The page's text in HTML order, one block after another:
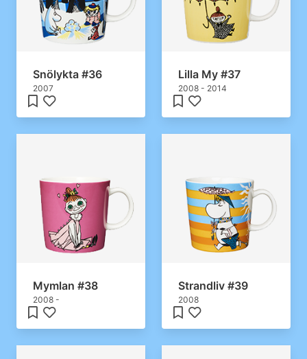
Snölykta #36
2007
Lilla My #37
2008 - 2014
Mymlan #38
2008 -
Strandliv #39
2008